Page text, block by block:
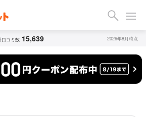
口コミ数 15,639 2026年8月時点